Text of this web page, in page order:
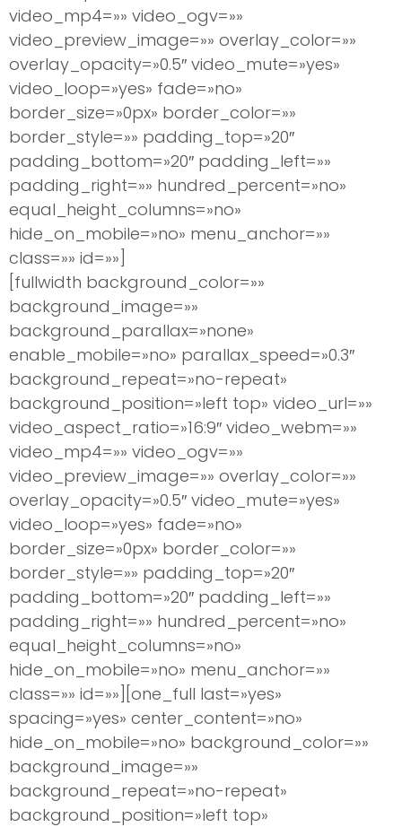
video_mp4=»» video_ogv=»»
video_preview_image=»» overlay_color=»»
overlay_opacity=»0.5″ video_mute=»yes»
video_loop=»yes» fade=»no»
border_size=»0px» border_color=»»
border_style=»» padding_top=»20″
padding_bottom=»20″ padding_left=»»
padding_right=»» hundred_percent=»no»
equal_height_columns=»no»
hide_on_mobile=»no» menu_anchor=»»
class=»» id=»»]
[fullwidth background_color=»»
background_image=»»
background_parallax=»none»
enable_mobile=»no» parallax_speed=»0.3″
background_repeat=»no-repeat»
background_position=»left top» video_url=»»
video_aspect_ratio=»16:9″ video_webm=»»
video_mp4=»» video_ogv=»»
video_preview_image=»» overlay_color=»»
overlay_opacity=»0.5″ video_mute=»yes»
video_loop=»yes» fade=»no»
border_size=»0px» border_color=»»
border_style=»» padding_top=»20″
padding_bottom=»20″ padding_left=»»
padding_right=»» hundred_percent=»no»
equal_height_columns=»no»
hide_on_mobile=»no» menu_anchor=»»
class=»» id=»»][one_full last=»yes»
spacing=»yes» center_content=»no»
hide_on_mobile=»no» background_color=»»
background_image=»»
background_repeat=»no-repeat»
background_position=»left top»